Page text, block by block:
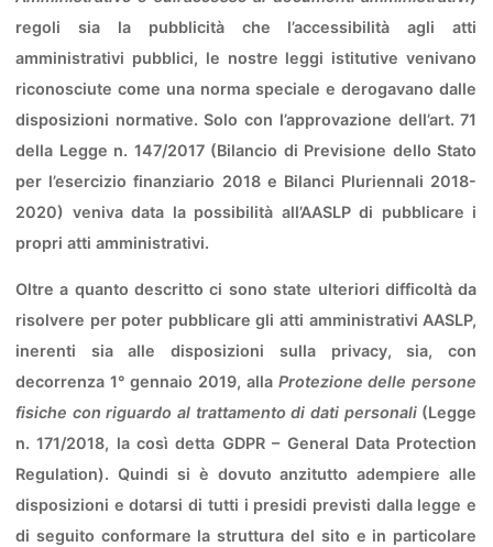
regoli sia la pubblicità che l’accessibilità agli atti
amministrativi pubblici, le nostre leggi istitutive venivano
riconosciute come una norma speciale e derogavano dalle
disposizioni normative. Solo con l’approvazione dell’art. 71
della Legge n. 147/2017 (Bilancio di Previsione dello Stato
per l’esercizio finanziario 2018 e Bilanci Pluriennali 2018-
2020) veniva data la possibilità all’AASLP di pubblicare i
propri atti amministrativi.
Oltre a quanto descritto ci sono state ulteriori difficoltà da
risolvere per poter pubblicare gli atti amministrativi AASLP,
inerenti sia alle disposizioni sulla privacy, sia, con
decorrenza 1° gennaio 2019, allaProtezione delle persone
fisiche con riguardo al trattamento di dati personali(Legge
n. 171/2018, la così detta GDPR – General Data Protection
Regulation). Quindi si è dovuto anzitutto adempiere alle
disposizioni e dotarsi di tutti i presidi previsti dalla legge e
di seguito conformare la struttura del sito e in particolare